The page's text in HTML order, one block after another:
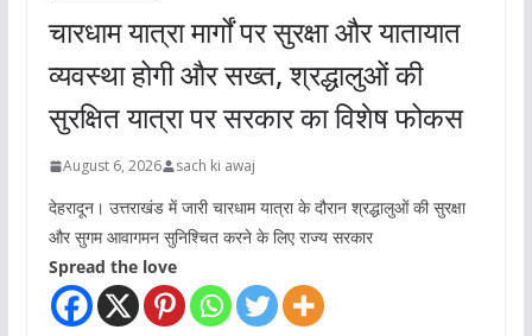
चारधाम यात्रा मार्गों पर सुरक्षा और यातायात
व्यवस्था होगी और सख्त, श्रद्धालुओं की
सुरक्षित यात्रा पर सरकार का विशेष फोकस
August 6, 2026 sach ki awaj
देहरादून। उत्तराखंड में जारी चारधाम यात्रा के दौरान श्रद्धालुओं की सुरक्षा
और सुगम आवागमन सुनिश्चित करने के लिए राज्य सरकार
Spread the love